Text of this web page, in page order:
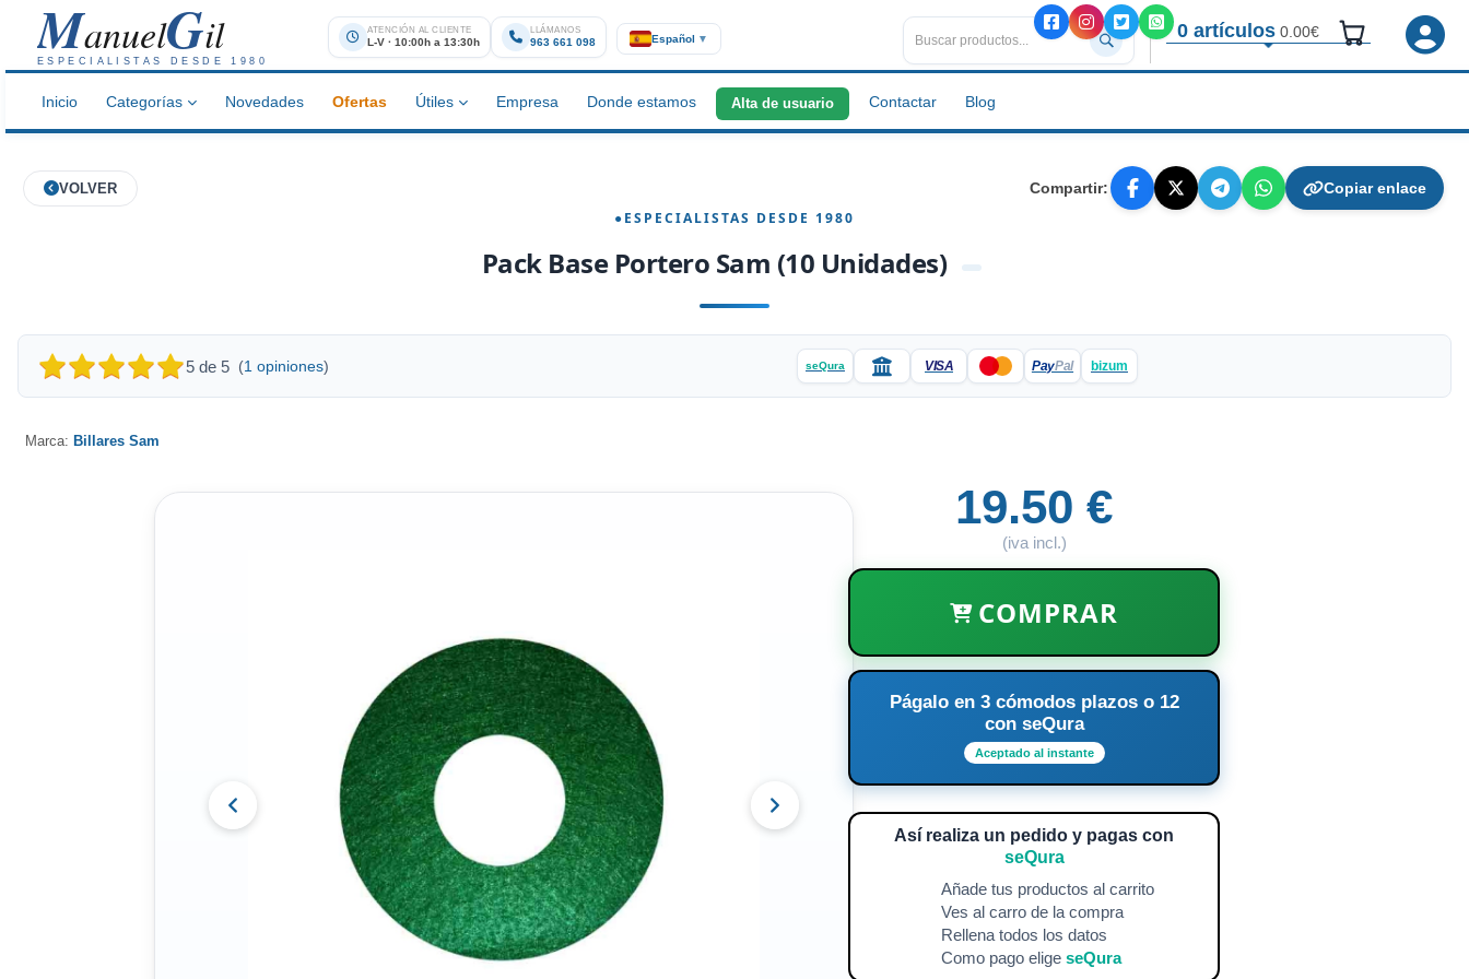
ManuelGil
ESPECIALISTAS DESDE 1980
ATENCIÓN AL CLIENTE
L-V · 10:00h a 13:30h
LLÁMANOS
963 661 098 Español ▼ 0 artículos 0.00€
Inicio Categorías Novedades Ofertas Útiles Empresa Donde estamos Alta de usuario Contactar Blog
VOLVER Compartir: Copiar enlace
19.50 €
(iva incl.)
COMPRAR
Págalo en 3 cómodos plazos o 12
con seQura
Aceptado al instante
Así realiza un pedido y pagas con
seQura
Añade tus productos al carrito
Ves al carro de la compra
Rellena todos los datos
Como pago elige seQura
5 de 5 (1 opiniones) seQura VISA PayPal bizum
Pack Base Portero Sam (10 Unidades)
Marca: Billares Sam